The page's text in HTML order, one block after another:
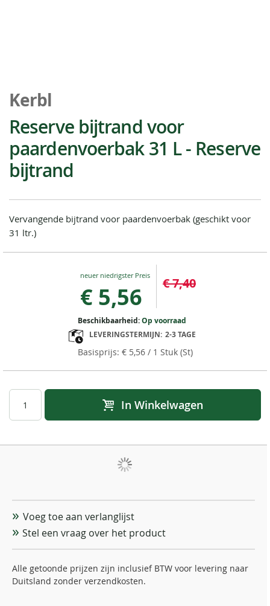
naar
het
begin
van
de
afbeeldingen-
gallerij
Kerbl
Reserve bijtrand voor
paardenvoerbak 31 L - Reserve
bijtrand
Vervangende bijtrand voor paardenvoerbak (geschikt voor
31 ltr.)
Special
€ 5,56 € 7,40
€ 5,56/ 1 Stuk (St)
Beschikbaarheid:Op voorraad
LEVERINGSTERMIJN: 2-3 TAGE
In Winkelwagen
Voeg toe aan verlanglijst
Stel een vraag over het product
Alle getoonde prijzen zijn inclusief BTW voor levering naar
Duitsland zonder verzendkosten.